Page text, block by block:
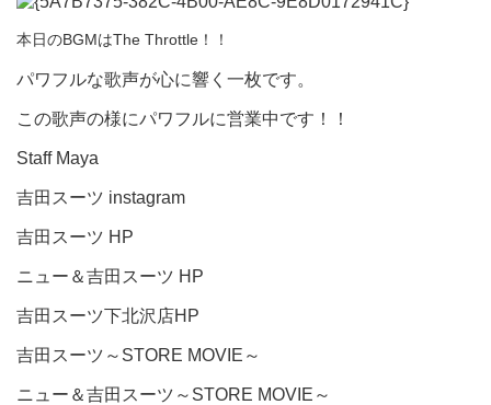
本日のBGMはThe Throttle！！
パワフルな歌声が心に響く一枚です。
この歌声の様にパワフルに営業中です！！
Staff Maya
吉田スーツ instagram
吉田スーツ HP
ニュー＆吉田スーツ HP
吉田スーツ下北沢店HP
吉田スーツ～STORE MOVIE～
ニュー＆吉田スーツ～STORE MOVIE～